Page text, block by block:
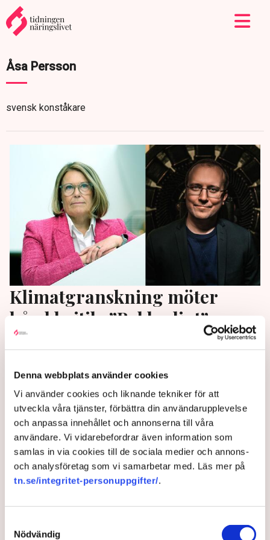
Denna webbplats använder cookies
Vi använder cookies och liknande tekniker för att
utveckla våra tjänster, förbättra din användarupplevelse
och anpassa innehållet och annonserna till våra
användare. Vi vidarebefordrar även information som
samlas in via cookies till de sociala medier och annons-
och analysföretag som vi samarbetar med. Läs mer på
tn.se/integritet-personuppgifter/.
Nödvändig
Åsa Persson
svensk konståkare
Klimatgranskning möter
hård kritik: ”Beklagligt”
Regeringens klimatpolitik för in Sverige på en
Men granskningen får kritik av forskare och experter.
”Det är beklagligt att rådet tonar ner behovet av en
kraftigt utbyggd fossilfri elproduktion”, säger Karin
Johansson, Svenskt Näringsliv.